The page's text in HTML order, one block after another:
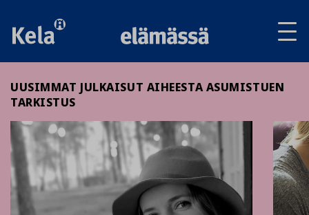
UUSIMMAT JULKAISUT AIHEESTA ASUMISTUEN
TARKISTUS